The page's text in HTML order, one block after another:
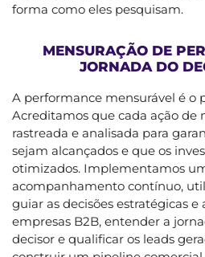
forma como eles pesquisam.
MENSURAÇÃO DE
JORNADA DO
A performance mensurável é o
Acreditamos que cada ação de
rastreada e analisada para
sejam alcançados e que os
otimizados. Implementamos
acompanhamento contínuo,
guiar as decisões estratégicas e
empresas B2B, entender a
decisor e qualificar os leads